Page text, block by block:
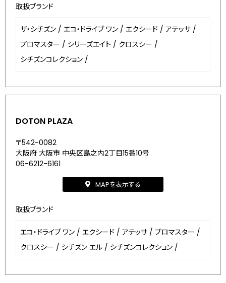
取扱ブランド
ザ・シチズン / エコ・ドライブ ワン / エクシード / アテッサ /
プロマスター / シリーズエイト / クロスシー /
シチズンコレクション /
DOTON PLAZA
〒542-0082
大阪府 大阪市 中央区島之内2丁目15番10号
06-6212-6161
MAPを表示する
取扱ブランド
エコ・ドライブ ワン / エクシード / アテッサ / プロマスター /
クロスシー / シチズン エル / シチズンコレクション /